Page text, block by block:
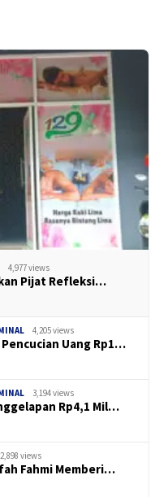
4,977 views
Pijat Refleksi…
4,205 views
Uang Rp1…
3,194 views
Rp4,1 Mil…
2,898 views
Fahmi Memberi…